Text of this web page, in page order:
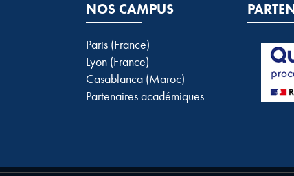
NOS CAMPUS
Paris (France)
Lyon (France)
Casablanca (Maroc)
Partenaires académiques